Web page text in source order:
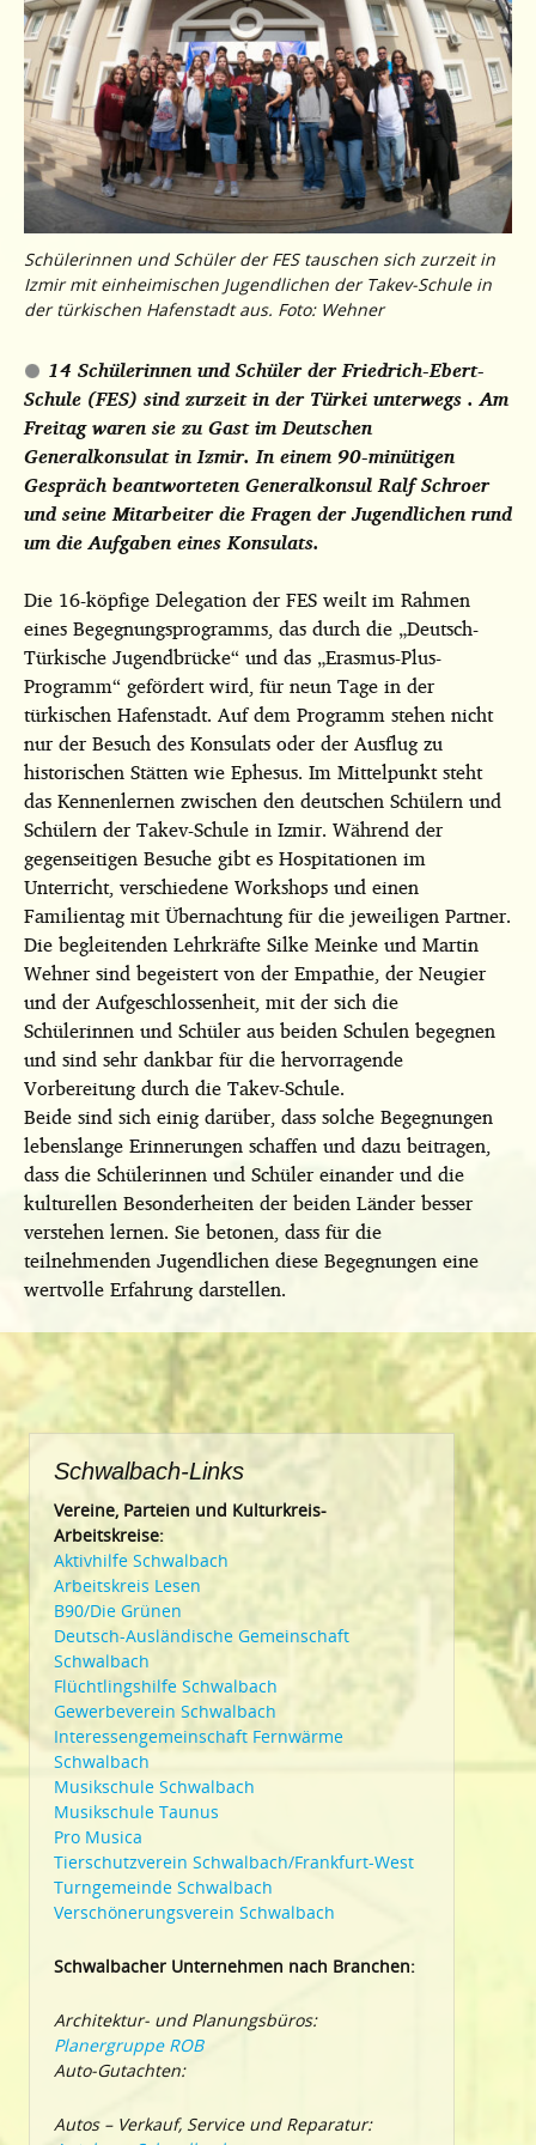
Schülerinnen und Schüler der FES tauschen sich zurzeit in
Izmir mit einheimischen Jugendlichen der Takev-Schule in
der türkischen Hafenstadt aus. Foto: Wehner
14 Schülerinnen und Schüler der Friedrich-Ebert-
Schule (FES) sind zurzeit in der Türkei unterwegs . Am
Freitag waren sie zu Gast im Deutschen
Generalkonsulat in Izmir. In einem 90-minütigen
Gespräch beantworteten Generalkonsul Ralf Schroer
und seine Mitarbeiter die Fragen der Jugendlichen rund
um die Aufgaben eines Konsulats.
Die 16-köpfige Delegation der FES weilt im Rahmen
eines Begegnungsprogramms, das durch die „Deutsch-
Türkische Jugendbrücke“ unddas „Erasmus-Plus-
Programm“ gefördert wird, für neun Tage in der
türkischen Hafenstadt. Auf dem Programm stehen nicht
nur der Besuch des Konsulats oder der Ausflug zu
historischen Stätten wie Ephesus. Im Mittelpunkt steht
das Kennenlernen zwischen den deutschen Schülern und
Schülern der Takev-Schule in Izmir. Während der
gegenseitigen Besuche gibt es Hospitationen im
Unterricht, verschiedene Workshops und einen
Familientag mit Übernachtung für die jeweiligen Partner.
Die begleitenden Lehrkräfte Silke Meinke und Martin
Wehner sind begeistert von der Empathie, der Neugier
und der Aufgeschlossenheit, mit der sich die
Schülerinnen und Schüler aus beiden Schulen begegnen
und sind sehr dankbar für die hervorragende
Vorbereitung durch die Takev-Schule.
Beide sind sich einig darüber, dass solche Begegnungen
lebenslange Erinnerungen schaffen und dazu beitragen,
dass die Schülerinnen und Schüler einander und die
kulturellen Besonderheiten der beiden Länder besser
verstehen lernen. Sie betonen, dass für die
teilnehmenden Jugendlichen diese Begegnungen eine
wertvolle Erfahrung darstellen.
Schwalbach-Links
Vereine, Parteien und Kulturkreis-
Arbeitskreise:
Aktivhilfe Schwalbach
Arbeitskreis Lesen
B90/Die Grünen
Deutsch-Ausländische Gemeinschaft
Schwalbach
Flüchtlingshilfe Schwalbach
Gewerbeverein Schwalbach
Interessengemeinschaft Fernwärme
Schwalbach
Musikschule Schwalbach
Musikschule Taunus
Pro Musica
Tierschutzverein Schwalbach/Frankfurt-West
Turngemeinde Schwalbach
Verschönerungsverein Schwalbach
Schwalbacher Unternehmen nach Branchen:
Architektur- und Planungsbüros:
Planergruppe ROB
Auto-Gutachten:
Autos – Verkauf, Service und Reparatur: